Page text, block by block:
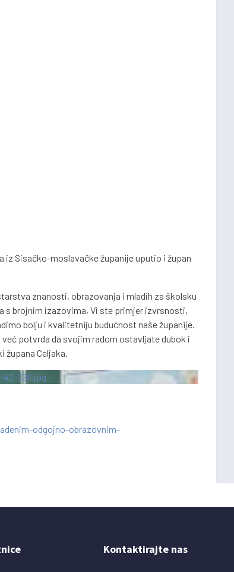
Sisačko-moslavačke županije uputio i župan
znanosti, obrazovanja i mladih za školsku
s brojnim izazovima, Vi ste primjer izvrsnosti,
bolju i kvalitetniju budućnost naše županije.
potvrda da svojim radom ostavljate dubok i
župana Celjaka.
odgojno-obrazovnim-
Kontaktirajte nas